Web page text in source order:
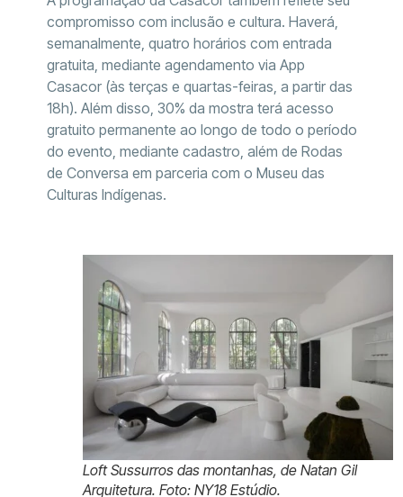
compromisso com inclusão e cultura. Haverá,
semanalmente, quatro horários com entrada
gratuita, mediante agendamento via App
Casacor (às terças e quartas-feiras, a partir das
18h). Além disso, 30% da mostra terá acesso
gratuito permanente ao longo de todo o período
do evento, mediante cadastro, além de Rodas
de Conversa em parceria com o Museu das
Culturas Indígenas.
Loft Sussurros das montanhas, de Natan Gil
Arquitetura. Foto: NY18 Estúdio.